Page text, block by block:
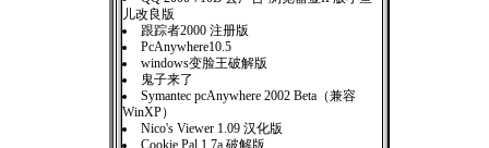
儿改良版
跟踪者2000 注册版
PcAnywhere10.5
windows变脸王破解版
鬼子来了
Symantec pcAnywhere 2002 Beta（兼容
WinXP）
Nico's Viewer 1.09 汉化版
Cookie Pal 1.7a 破解版